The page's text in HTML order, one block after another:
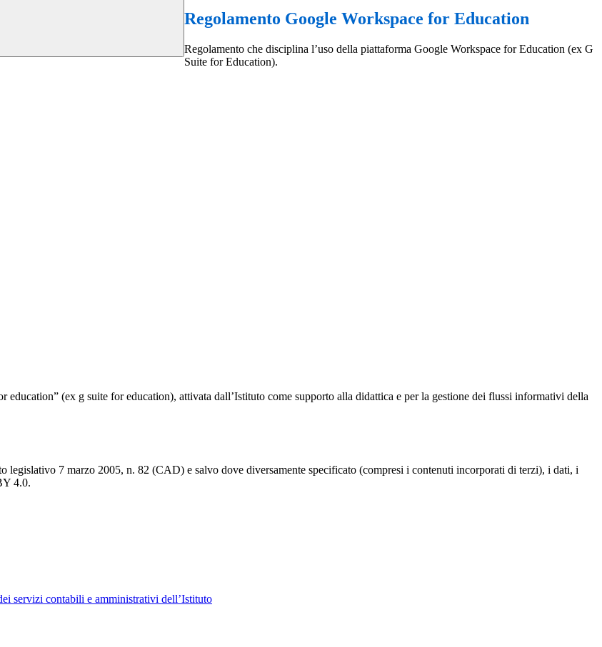
Regolamento Google Workspace for Education
Regolamento che disciplina l’uso della piattaforma Google Workspace for Education (ex G
Suite for Education).
education” (ex g suite for education), attivata dall’Istituto come supporto alla didattica e per la gestione dei flussi informativi della
legislativo 7 marzo 2005, n. 82 (CAD) e salvo dove diversamente specificato (compresi i contenuti incorporati di terzi), i dati, i
4.0.
servizi contabili e amministrativi dell’Istituto